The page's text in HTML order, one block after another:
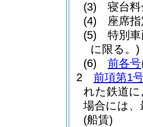
(3)
寝台
(4)
座席
(5)
特別
に限る。)
(6)
前各号
2
前項第1
れた鉄道
場合には、
(船賃)